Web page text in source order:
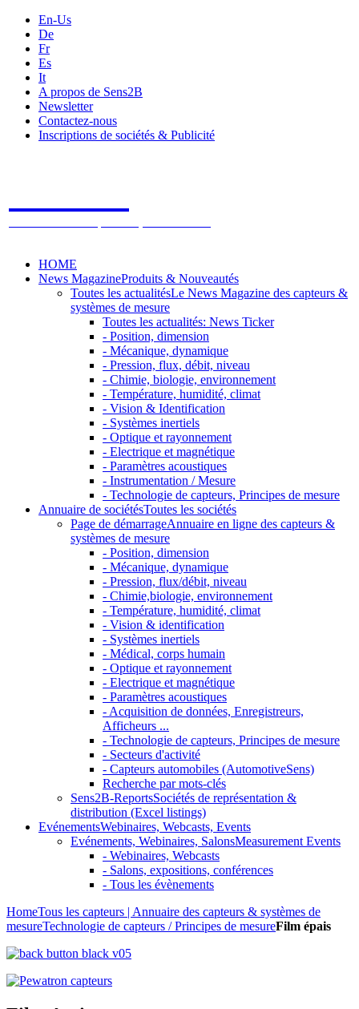
En-Us
De
Fr
Es
It
A propos de Sens2B
Newsletter
Contactez-nous
Inscriptions de sociétés & Publicité
HOME
News MagazineProduits & Nouveautés
Toutes les actualitésLe News Magazine des capteurs &
systèmes de mesure
Toutes les actualités: News Ticker
- Position, dimension
- Mécanique, dynamique
- Pression, flux, débit, niveau
- Chimie, biologie, environnement
- Température, humidité, climat
- Vision & Identification
- Systèmes inertiels
- Optique et rayonnement
- Electrique et magnétique
- Paramètres acoustiques
- Instrumentation / Mesure
- Technologie de capteurs, Principes de mesure
Annuaire de sociétésToutes les sociétés
Page de démarrageAnnuaire en ligne des capteurs &
systèmes de mesure
- Position, dimension
- Mécanique, dynamique
- Pression, flux/débit, niveau
- Chimie,biologie, environnement
- Température, humidité, climat
- Vision & identification
- Systèmes inertiels
- Médical, corps humain
- Optique et rayonnement
- Electrique et magnétique
- Paramètres acoustiques
- Acquisition de données, Enregistreurs,
Afficheurs ...
- Technologie de capteurs, Principes de mesure
- Secteurs d'activité
- Capteurs automobiles (AutomotiveSens)
Recherche par mots-clés
Sens2B-ReportsSociétés de représentation &
distribution (Excel listings)
EvénementsWebinaires, Webcasts, Events
Evénements, Webinaires, SalonsMeasurement Events
- Webinaires, Webcasts
- Salons, expositions, conférences
- Tous les évènements
HomeTous les capteurs | Annuaire des capteurs & systèmes de
mesureTechnologie de capteurs / Principes de mesureFilm épais